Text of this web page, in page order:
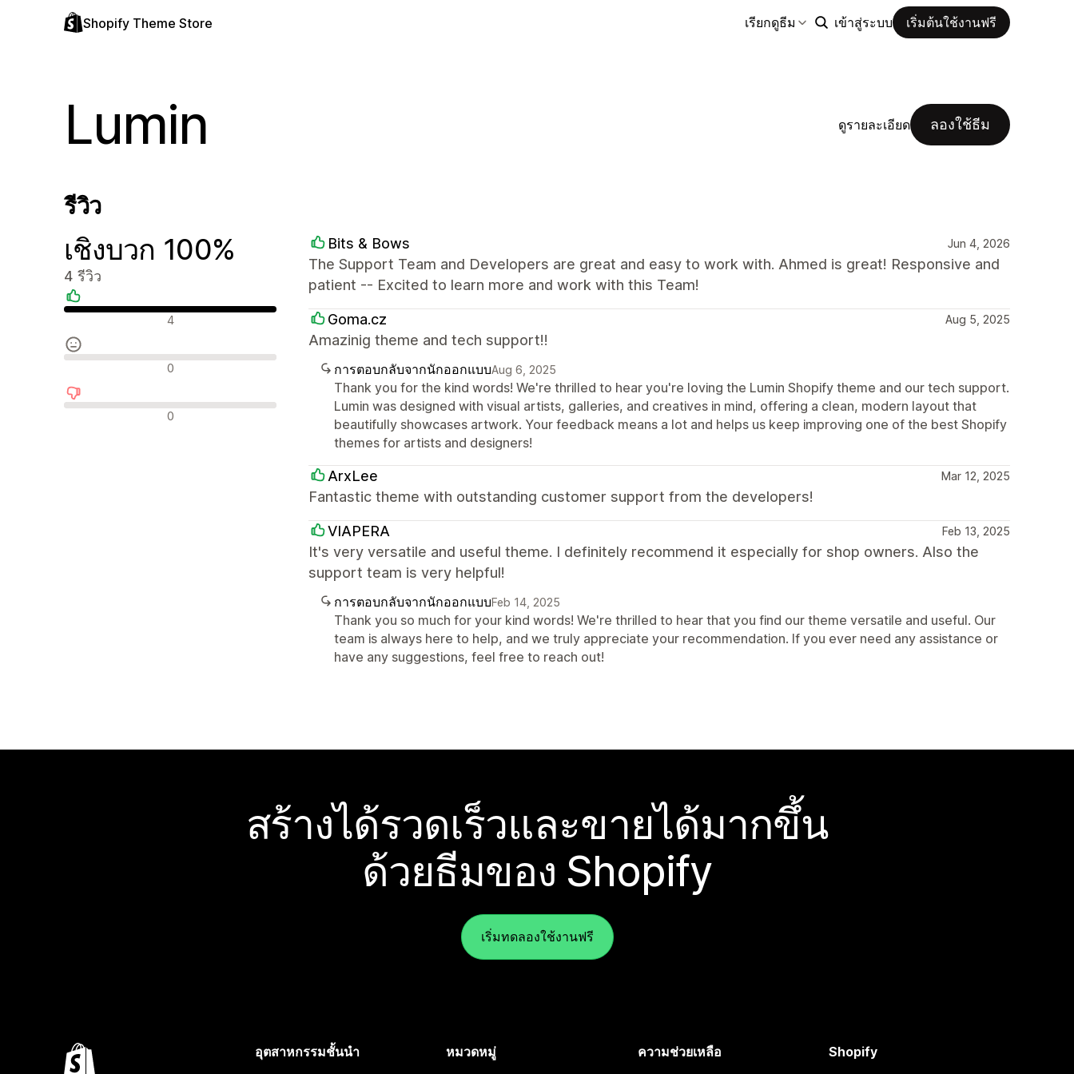
Shopify Theme Store เรียกดูธีม เข้าสู่ระบบ เริ่มต้นใช้งานฟรี
Lumin ดูรายละเอียด ลองใช้ธีม
รีวิว
เชิงบวก 100%
4 รีวิว
รีวิวเชิงบวก 4
รีวิวที่เป็นกลาง 0
รีวิวเชิงลบ 0
Bits & Bows Jun 4, 2026
The Support Team and Developers are great and easy to work with. Ahmed is great! Responsive and
patient -- Excited to learn more and work with this Team!
Goma.cz Aug 5, 2025
Amazinig theme and tech support!!
การตอบกลับจากนักออกแบบAug 6, 2025
Thank you for the kind words! We're thrilled to hear you're loving the Lumin Shopify theme and our tech support.
Lumin was designed with visual artists, galleries, and creatives in mind, offering a clean, modern layout that
beautifully showcases artwork. Your feedback means a lot and helps us keep improving one of the best Shopify
themes for artists and designers!
ArxLee Mar 12, 2025
Fantastic theme with outstanding customer support from the developers!
VIAPERA Feb 13, 2025
It's very versatile and useful theme. I definitely recommend it especially for shop owners. Also the
support team is very helpful!
การตอบกลับจากนักออกแบบFeb 14, 2025
Thank you so much for your kind words! We're thrilled to hear that you find our theme versatile and useful. Our
team is always here to help, and we truly appreciate your recommendation. If you ever need any assistance or
have any suggestions, feel free to reach out!
สร้างได้รวดเร็วและขายได้มากขึ้น
ด้วยธีมของ Shopify
เริ่มทดลองใช้งานฟรี
อุตสาหกรรมชั้นนำ หมวดหมู่ ความช่วยเหลือ Shopify